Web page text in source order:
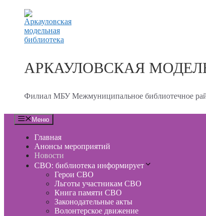
Перейти
содержимому
АРКАУЛОВСКАЯ
Филиал МБУ Межмуниципальное библиотечное
Меню
Главная
Анонсы мероприятий
Новости
СВО: библиотека информирует
Герои СВО
Льготы участникам СВО
Книга памяти СВО
Законодательные акты
Волонтерское движение